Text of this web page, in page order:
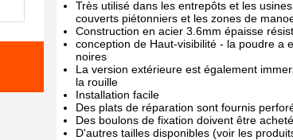
Très utilisé dans les entrepôts et les
couverts piétonniers et les zones de
Construction en acier 3.6mm épaisse
conception de Haut-visibilité - la poudre a
noires
La version extérieure est également
la rouille
Installation facile
Des plats de réparation sont fournis
Des boulons de fixation doivent être
D'autres tailles disponibles (voir les